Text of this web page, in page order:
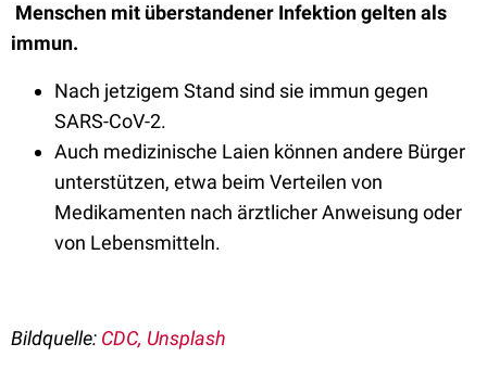
Menschen mit überstandener Infektion gelten als
immun.
Nach jetzigem Stand sind sie immun gegen
SARS-CoV-2.
Auch medizinische Laien können andere Bürger
unterstützen, etwa beim Verteilen von
Medikamenten nach ärztlicher Anweisung oder
von Lebensmitteln.
Bildquelle: CDC, Unsplash